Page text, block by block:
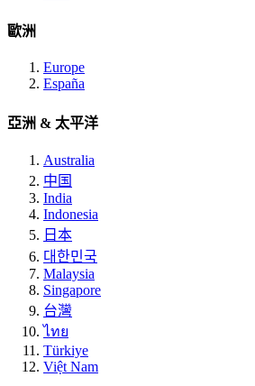
歐洲
Europe
España
亞洲 & 太平洋
Australia
中国
India
Indonesia
日本
대한민국
Malaysia
Singapore
台灣
ไทย
Türkiye
Việt Nam